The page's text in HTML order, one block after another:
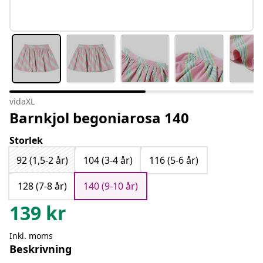
vidaXL
Barnkjol begoniarosa 140
Storlek
92 (1,5-2 år)
104 (3-4 år)
116 (5-6 år)
128 (7-8 år)
140 (9-10 år)
139 kr
Inkl. moms
Beskrivning